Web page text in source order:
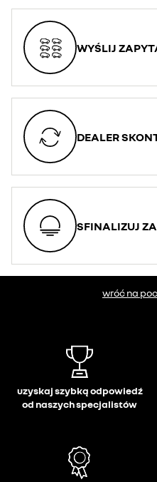
WYŚLIJ
DEALER
SFINALIZUJ
wróć na
uzyskaj szybką odpowiedź
od naszych specjalistów